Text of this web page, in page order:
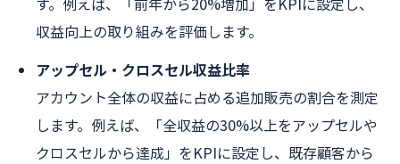
収益向上の取り組みを評価します。
アップセル・クロスセル収益比率
アカウント全体の収益に占める追加販売の割合を測定
します。例えば、「全収益の30%以上をアップセルや
クロスセルから達成」をKPIに設定し、既存顧客から